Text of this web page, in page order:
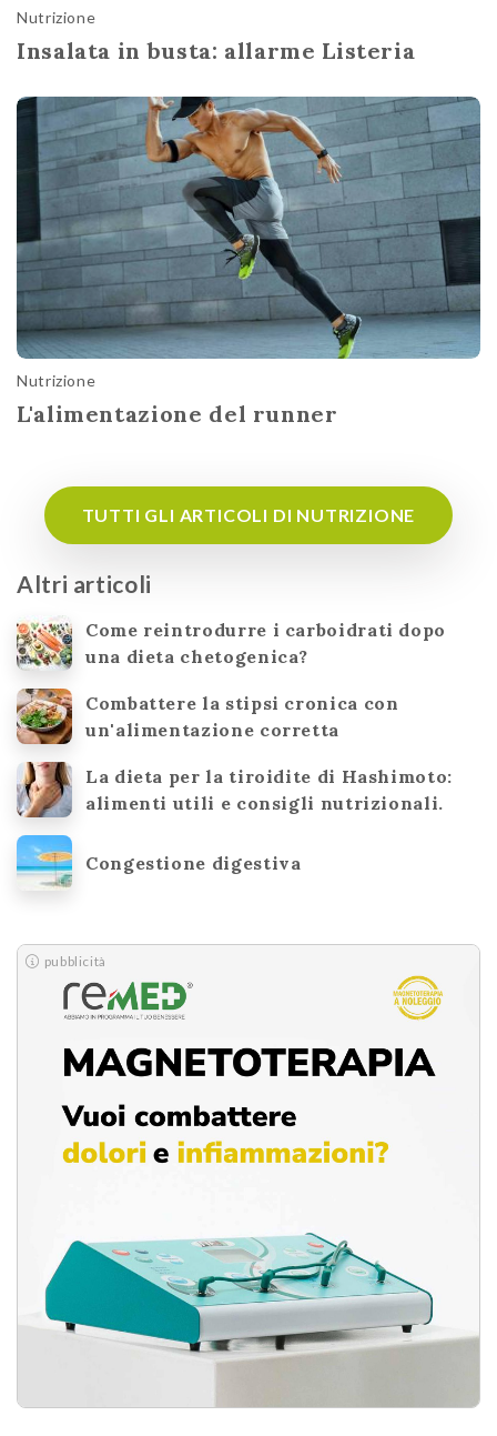
Nutrizione
Insalata in busta: allarme Listeria
Nutrizione
L'alimentazione del runner
TUTTI GLI ARTICOLI DI NUTRIZIONE
Altri articoli
Come reintrodurre i carboidrati dopo
una dieta chetogenica?
Combattere la stipsi cronica con
un'alimentazione corretta
La dieta per la tiroidite di Hashimoto:
alimenti utili e consigli nutrizionali.
Congestione digestiva
pubblicità